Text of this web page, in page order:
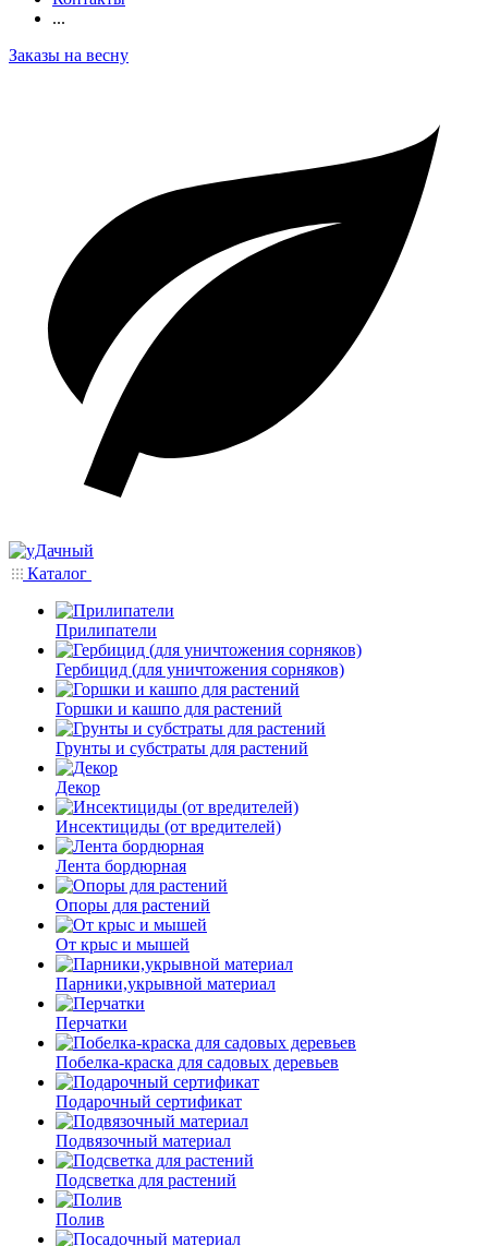
...
Заказы на весну
Каталог
Прилипатели
Гербицид (для уничтожения сорняков)
Горшки и кашпо для растений
Грунты и субстраты для растений
Декор
Инсектициды (от вредителей)
Лента бордюрная
Опоры для растений
От крыс и мышей
Парники,укрывной материал
Перчатки
Побелка-краска для садовых деревьев
Подарочный сертификат
Подвязочный материал
Подсветка для растений
Полив